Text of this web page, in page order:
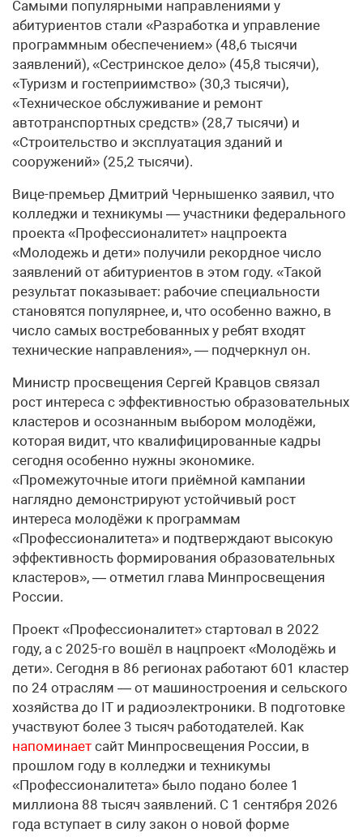
Самыми популярными направлениями у
абитуриентов стали «Разработка и управление
программным обеспечением» (48,6 тысячи
заявлений), «Сестринское дело» (45,8 тысячи),
«Туризм и гостеприимство» (30,3 тысячи),
«Техническое обслуживание и ремонт
автотранспортных средств» (28,7 тысячи) и
«Строительство и эксплуатация зданий и
сооружений» (25,2 тысячи).
Вице-премьер Дмитрий Чернышенко заявил, что
колледжи и техникумы — участники федерального
проекта «Профессионалитет» нацпроекта
«Молодежь и дети» получили рекордное число
заявлений от абитуриентов в этом году. «Такой
результат показывает: рабочие специальности
становятся популярнее, и, что особенно важно, в
число самых востребованных у ребят входят
технические направления», — подчеркнул он.
Министр просвещения Сергей Кравцов связал
рост интереса с эффективностью образовательных
кластеров и осознанным выбором молодёжи,
которая видит, что квалифицированные кадры
сегодня особенно нужны экономике.
«Промежуточные итоги приёмной кампании
наглядно демонстрируют устойчивый рост
интереса молодёжи к программам
«Профессионалитета» и подтверждают высокую
эффективность формирования образовательных
кластеров», — отметил глава Минпросвещения
России.
Проект «Профессионалитет» стартовал в 2022
году, а с 2025-го вошёл в нацпроект «Молодёжь и
дети». Сегодня в 86 регионах работают 601 кластер
по 24 отраслям — от машиностроения и сельского
хозяйства до IT и радиоэлектроники. В подготовке
участвуют более 3 тысяч работодателей. Как
напоминает сайт Минпросвещения России, в
прошлом году в колледжи и техникумы
«Профессионалитета» было подано более 1
миллиона 88 тысяч заявлений. С 1 сентября 2026
года вступает в силу закон о новой форме